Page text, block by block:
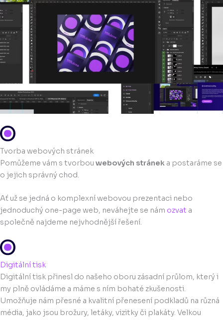
Tvorba webových stránek
Pomůžeme vám s tvorbou webových stránek a postaráme se
o jejich správný chod.
Ať už se jedná o komplexní webovou prezentaci nebo
jednoduchý one-page web, neváhejte se nám ozvat a
společně najdeme nejvhodnější řešení.
Digitální tisk
Digitální tisk přinesl do našeho oboru zásadní průlom, který i
my plně ovládáme a máme s ním bohaté zkušenosti.
Umožňuje nám přesné a kvalitní přenesení podkladů na různá
média, jako jsou brožury, letáky, vizitky či plakáty. Velkou